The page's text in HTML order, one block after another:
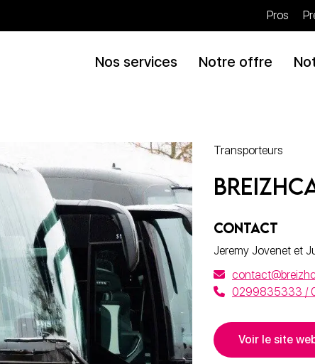
Pros
Nos services Notre offre
Transporteurs
CONTACT
Jeremy Jovenet et
0299835333 /
Voir le site